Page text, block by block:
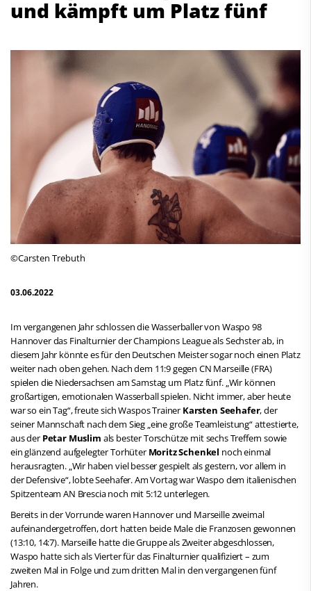
und kämpft um Platz fünf
©Carsten Trebuth
03.06.2022
Im vergangenen Jahr schlossen die Wasserballer von Waspo 98
Hannover das Finalturnier der Champions League als Sechster ab, in
diesem Jahr könnte es für den Deutschen Meister sogar noch einen Platz
weiter nach oben gehen. Nach dem 11:9 gegen CN Marseille (FRA)
spielen die Niedersachsen am Samstag um Platz fünf. „Wir können
großartigen, emotionalen Wasserball spielen. Nicht immer, aber heute
war so ein Tag“, freute sich Waspos Trainer Karsten Seehafer, der
seiner Mannschaft nach dem Sieg „eine große Teamleistung“ attestierte,
aus der Petar Muslim als bester Torschütze mit sechs Treffern sowie
ein glänzend aufgelegter Torhüter Moritz Schenkel noch einmal
herausragten. „Wir haben viel besser gespielt als gestern, vor allem in
der Defensive“, lobte Seehafer. Am Vortag war Waspo dem italienischen
Spitzenteam AN Brescia noch mit 5:12 unterlegen.
Bereits in der Vorrunde waren Hannover und Marseille zweimal
aufeinandergetroffen, dort hatten beide Male die Franzosen gewonnen
(13:10, 14:7). Marseille hatte die Gruppe als Zweiter abgeschlossen,
Waspo hatte sich als Vierter für das Finalturnier qualifiziert – zum
zweiten Mal in Folge und zum dritten Mal in den vergangenen fünf
Jahren.
Deutscher Schwimm-Verband e.V.
Korbacher Straße 93
D-34132 Kassel
Fax: +49 561 94083-15
info@dsv.de